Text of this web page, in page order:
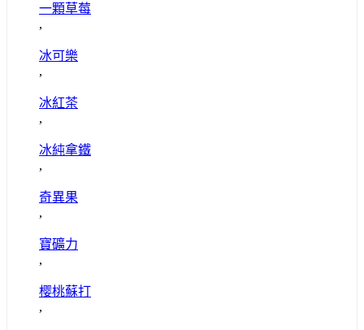
一顆草莓
,
冰可樂
,
冰紅茶
,
冰純拿鐵
,
奇異果
,
寶礦力
,
樱桃蘇打
,